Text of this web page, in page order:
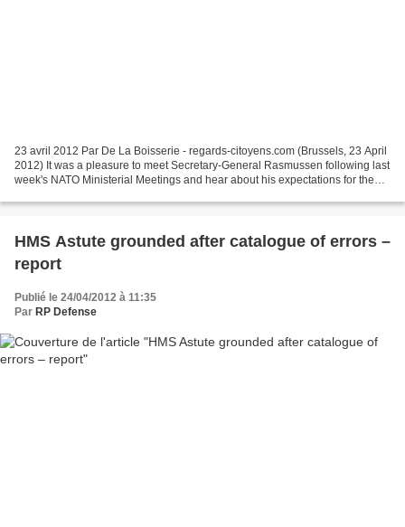
23 avril 2012 Par De La Boisserie - regards-citoyens.com (Brussels, 23 April
2012) It was a pleasure to meet Secretary-General Rasmussen following last
week's NATO Ministerial Meetings and hear about his expectations for the
HMS Astute grounded after catalogue of errors –
report
Publié le 24/04/2012 à 11:35
Par RP Defense